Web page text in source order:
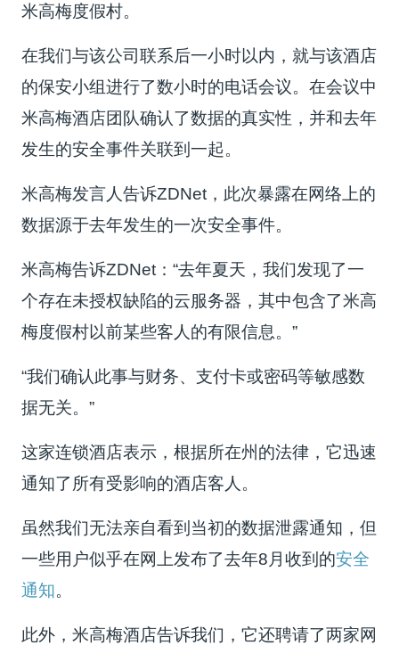
米高梅度假村。
在我们与该公司联系后一小时以内，就与该酒店
的保安小组进行了数小时的电话会议。在会议中
米高梅酒店团队确认了数据的真实性，并和去年
发生的安全事件关联到一起。
米高梅发言人告诉ZDNet，此次暴露在网络上的
数据源于去年发生的一次安全事件。
米高梅告诉ZDNet：“去年夏天，我们发现了一
个存在未授权缺陷的云服务器，其中包含了米高
梅度假村以前某些客人的有限信息。”
“我们确认此事与财务、支付卡或密码等敏感数
据无关。”
这家连锁酒店表示，根据所在州的法律，它迅速
通知了所有受影响的酒店客人。
虽然我们无法亲自看到当初的数据泄露通知，但
一些用户似乎在网上发布了去年8月收到的安全
通知。
此外，米高梅酒店告诉我们，它还聘请了两家网